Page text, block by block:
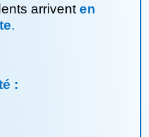
arrivent en
.
: